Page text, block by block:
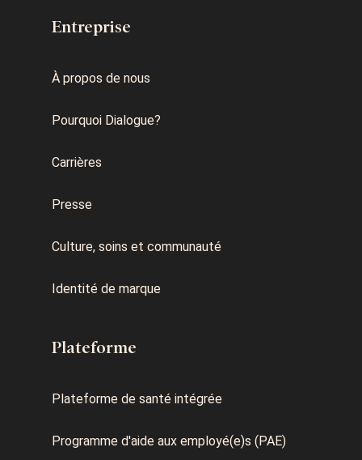
Entreprise
À propos de nous
Pourquoi Dialogue?
Carrières
Presse
Culture, soins et communauté
Identité de marque
Plateforme
Plateforme de santé intégrée
Programme d'aide aux employé(e)s (PAE)